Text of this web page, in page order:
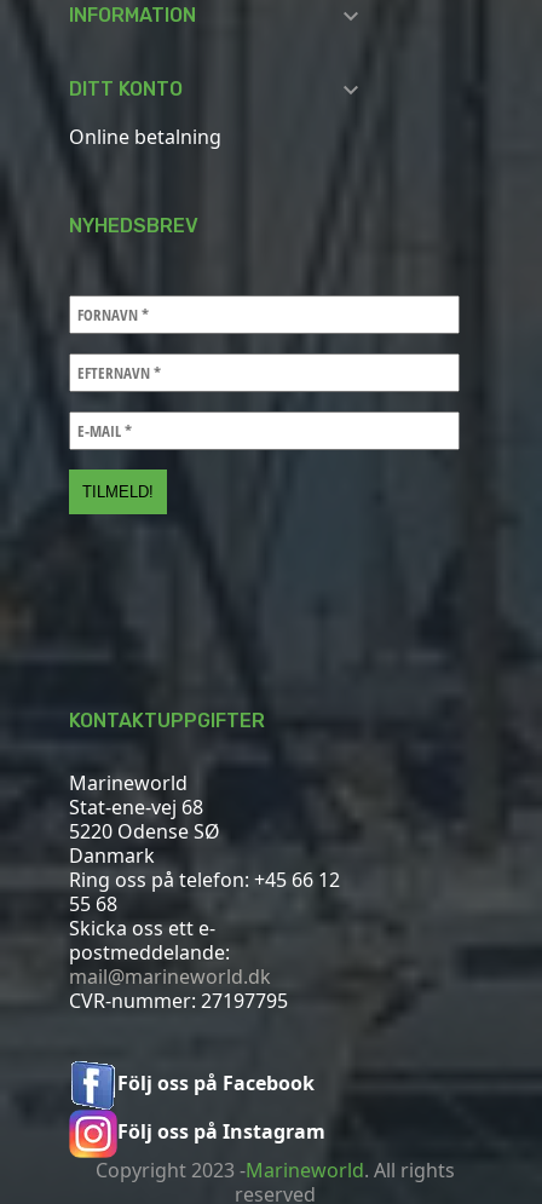
INFORMATION 
DITT KONTO 
Online betalning
NYHEDSBREV
KONTAKTUPPGIFTER
Marineworld
Stat-ene-vej 68
5220 Odense SØ
Danmark
Ring oss på telefon: +45 66 12
55 68
Skicka oss ett e-
postmeddelande:
mail@marineworld.dk
CVR-nummer: 27197795
Följ oss på Facebook
Följ oss på Instagram
Copyright 2023 -Marineworld. All rights
reserved